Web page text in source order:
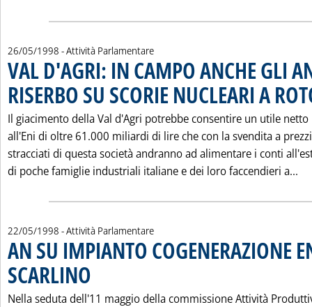
26/05/1998 - Attività Parlamentare
VAL D'AGRI: IN CAMPO ANCHE GLI
RISERBO SU SCORIE NUCLEARI A
Il giacimento della Val d'Agri potrebbe consentire un utile netto
all'Eni di oltre 61.000 miliardi di lire che con la svendita a prezzi
stracciati di questa società andranno ad alimentare i conti
di poche famiglie industriali italiane e dei loro faccendieri a...
22/05/1998 - Attività Parlamentare
AN SU IMPIANTO COGENERAZIONE
SCARLINO
Nella seduta dell'11 maggio della commissione Attività